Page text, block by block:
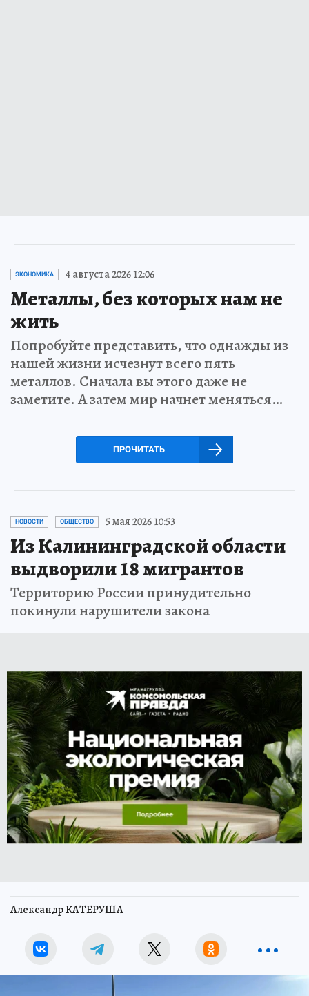
ЭКОНОМИКА 4 августа 2026 12:06
Металлы, без которых нам не
жить
Попробуйте представить, что однажды из
нашей жизни исчезнут всего пять
металлов. Сначала вы этого даже не
заметите. А затем мир начнет меняться…
ПРОЧИТАТЬ
НОВОСТИ ОБЩЕСТВО 5 мая 2026 10:53
Из Калининградской области
выдворили 18 мигрантов
Территорию России принудительно
покинули нарушители закона
Александр КАТЕРУША